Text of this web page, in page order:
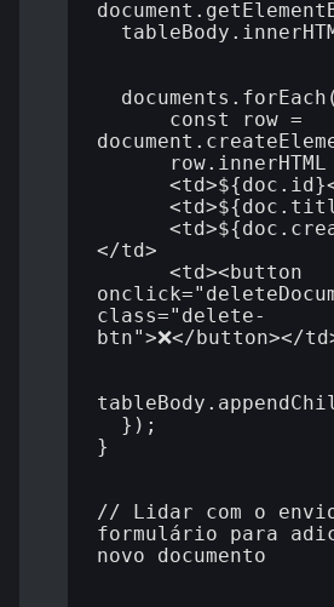
const row =
row.innerHTML
</td>
<td><button
class="delete-
btn">❌</button></
});
}
// Lidar com o
formulário para
novo documento